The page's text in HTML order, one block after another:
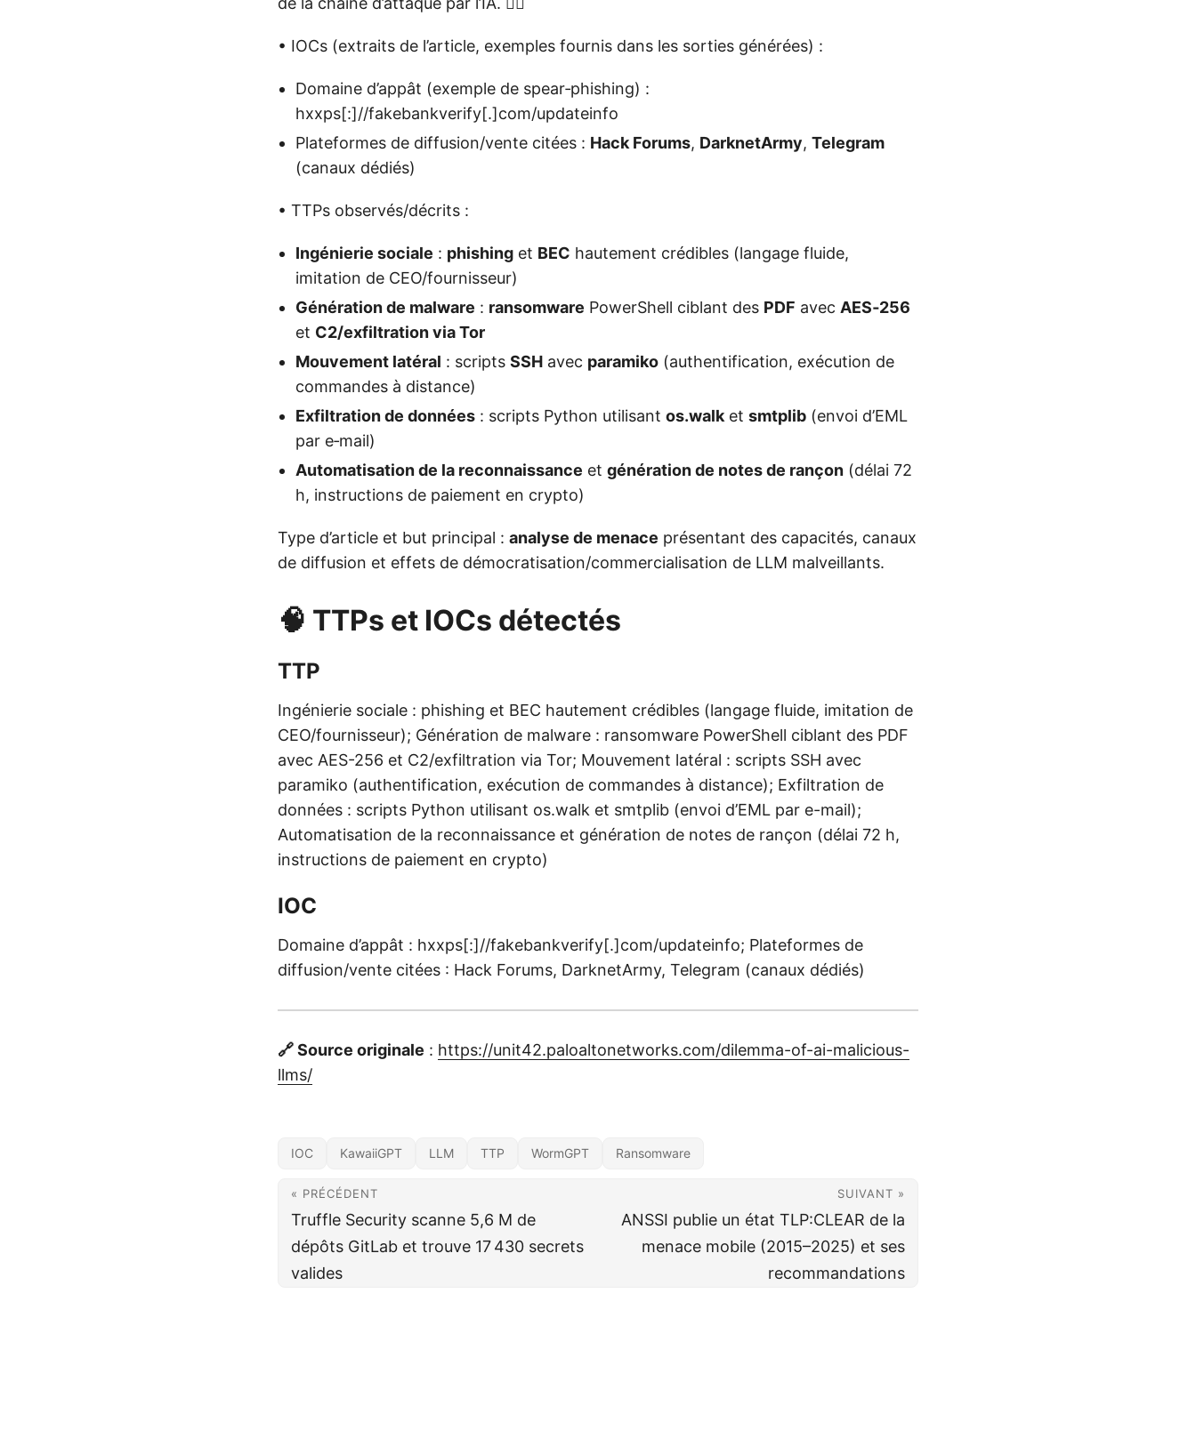
• IOCs (extraits de l’article, exemples fournis dans les sorties générées) :
Domaine d’appât (exemple de spear‑phishing) :
hxxps[:]//fakebankverify[.]com/updateinfo
Plateformes de diffusion/vente citées : Hack Forums, DarknetArmy, Telegram
(canaux dédiés)
• TTPs observés/décrits :
Ingénierie sociale : phishing et BEC hautement crédibles (langage fluide,
imitation de CEO/fournisseur)
Génération de malware : ransomware PowerShell ciblant des PDF avec AES‑256
et C2/exfiltration via Tor
Mouvement latéral : scripts SSH avec paramiko (authentification, exécution de
commandes à distance)
Exfiltration de données : scripts Python utilisant os.walket smtplib (envoi d’EML
par e‑mail)
Automatisation de la reconnaissance et génération de notes de rançon (délai 72
h, instructions de paiement en crypto)
Type d’article et but principal : analyse de menace présentant des capacités, canaux
de diffusion et effets de démocratisation/commercialisation de LLM malveillants.
🧠 TTPs et IOCs détectés
TTP
Ingénierie sociale : phishing et BEC hautement crédibles (langage fluide, imitation de
CEO/fournisseur); Génération de malware : ransomware PowerShell ciblant des PDF
avec AES-256 et C2/exfiltration via Tor; Mouvement latéral : scripts SSH avec
paramiko (authentification, exécution de commandes à distance); Exfiltration de
données : scripts Python utilisant os.walk et smtplib (envoi d’EML par e-mail);
Automatisation de la reconnaissance et génération de notes de rançon (délai 72 h,
instructions de paiement en crypto)
IOC
Domaine d’appât : hxxps[:]//fakebankverify[.]com/updateinfo; Plateformes de
diffusion/vente citées : Hack Forums, DarknetArmy, Telegram (canaux dédiés)
🔗 Source originale : https://unit42.paloaltonetworks.com/dilemma-of-ai-malicious-
llms/
IOC KawaiiGPT LLM TTP WormGPT Ransomware
« PRÉCÉDENT
Truffle Security scanne 5,6 M de
dépôts GitLab et trouve 17 430 secrets
valides
SUIVANT »
ANSSI publie un état TLP:CLEAR de la
menace mobile (2015–2025) et ses
recommandations